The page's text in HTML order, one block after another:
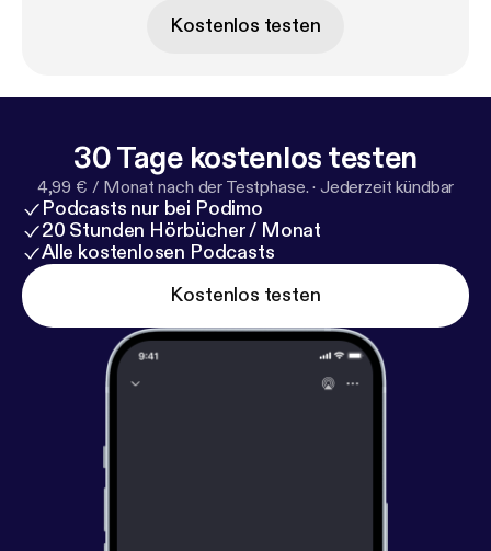
Kostenlos testen
30 Tage kostenlos testen
4,99 € / Monat nach der Testphase. · Jederzeit kündbar
Podcasts nur bei Podimo
20 Stunden Hörbücher / Monat
Alle kostenlosen Podcasts
Kostenlos testen